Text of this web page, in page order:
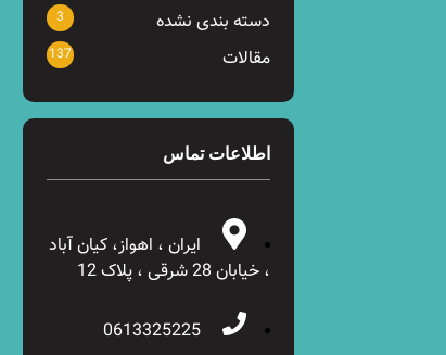
دسته بندی نشده 3
مقالات 137
اطلاعات تماس
ایران ، اهواز، کیان آباد
، خیابان 28 شرقی ، پلاک 12
0613325225